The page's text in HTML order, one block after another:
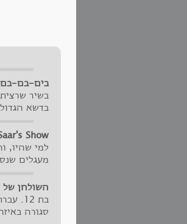
בים-בם-
בשיר
בדשא
בחול, כמו
הכיתות
בצהריים,
האצבעות,
היום ויש
נלך
בם.
Show...
למי שהיו,
מעגלים
התאספו
אלון הגליל
מכל "שלבי
השולחן של
בת 12.
סגורה